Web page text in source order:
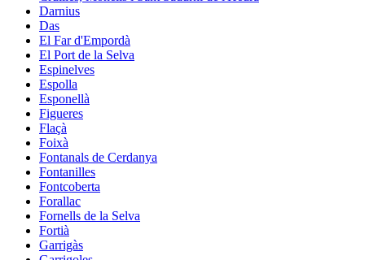
Darnius
Das
El Far d'Empordà
El Port de la Selva
Espinelves
Espolla
Esponellà
Figueres
Flaçà
Foixà
Fontanals de Cerdanya
Fontanilles
Fontcoberta
Forallac
Fornells de la Selva
Fortià
Garrigàs